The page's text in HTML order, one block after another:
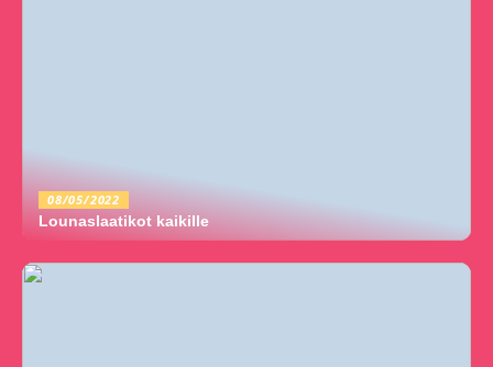
08/05/2022
Lounaslaatikot kaikille